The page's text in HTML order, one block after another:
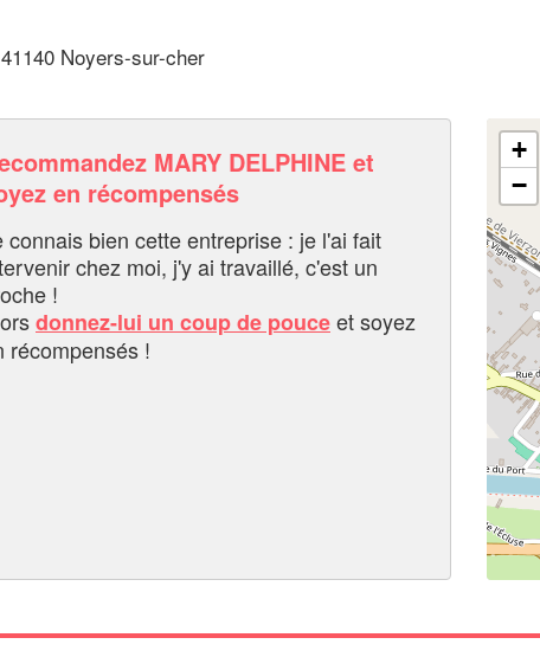
Noyers-sur-cher
MARY DELPHINE et
en récompensés
connais bien cette entreprise : je l'ai fait
chez moi, j'y ai travaillé, c'est un
!
donnez-lui un coup de pouceet soyez
récompensés !
+
−